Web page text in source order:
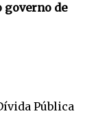
governo de
Pública